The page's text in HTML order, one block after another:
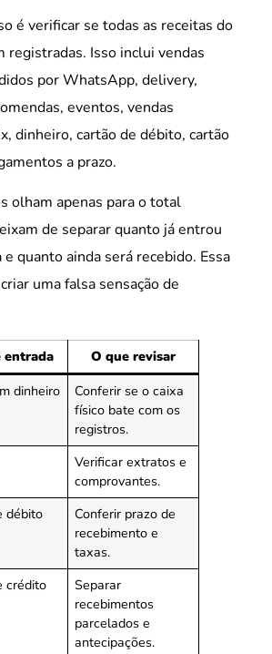
é verificar se todas as receitas do
registradas. Isso inclui vendas
por WhatsApp, delivery,
eventos, vendas
dinheiro, cartão de débito, cartão
a prazo.
olham apenas para o total
de separar quanto já entrou
quanto ainda será recebido. Essa
uma falsa sensação de
entrada
O que revisar
dinheiro
Conferir se o caixa
físico bate com os
registros.
Verificar extratos e
comprovantes.
débito
Conferir prazo de
recebimento e
taxas.
crédito
Separar
recebimentos
parcelados e
antecipações.